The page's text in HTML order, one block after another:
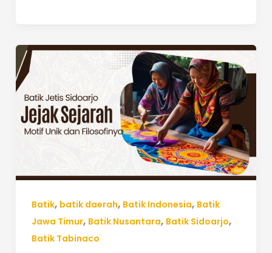
Batik, batik daerah, Batik Indonesia, Batik
Jawa Timur, Batik Nusantara, Batik Sidoarjo,
Batik Tabinaco
Batik
Jejak
Sejarah,
Motif